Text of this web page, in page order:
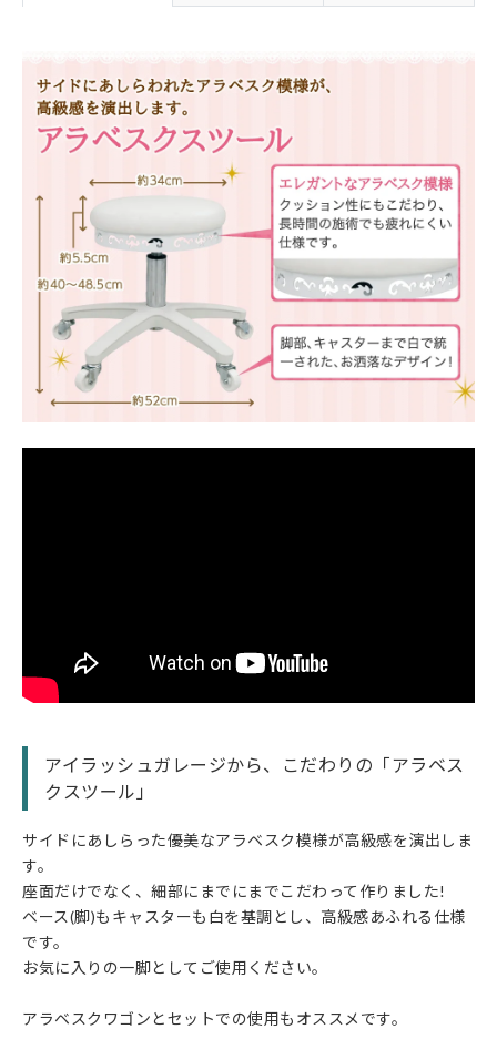
アイラッシュガレージから、こだわりの「アラベス
クスツール」
サイドにあしらった優美なアラベスク模様が高級感を演出しま
す。
座面だけでなく、細部にまでにまでこだわって作りました!
ベース(脚)もキャスターも白を基調とし、高級感あふれる仕様
です。
お気に入りの一脚としてご使用ください。
アラベスクワゴンとセットでの使用もオススメです。